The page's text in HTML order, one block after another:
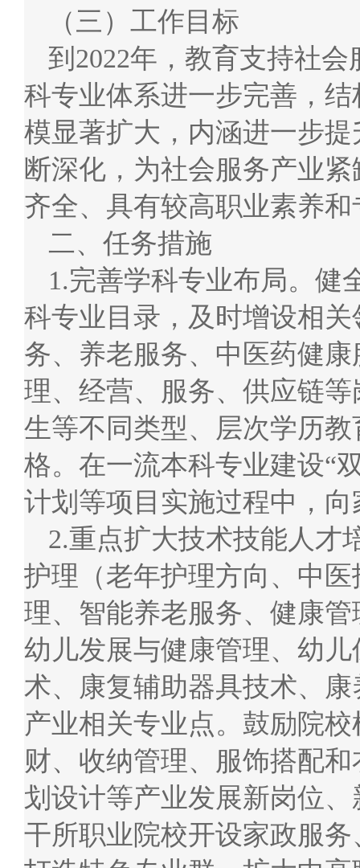
（三）工作目标
到2022年，教育支持社
科专业体系进一步完善，
模显著扩大，内涵进一步
断深化，为社会服务产业
齐全、具有较高职业素养
二、任务措施
1.完善学科专业布局。健
科专业目录，及时增设相
务、养老服务、中医药健
理、经营、服务、供应链
生等不同类型、层次学历
格。在一流本科专业建设“
计划等项目实施过程中，
2.重点扩大技术技能人才
护理（老年护理方向、中
理、智能养老服务、健康
幼儿发展与健康管理、幼
术、康复辅助器具技术、
产业相关专业点。鼓励院
财、收纳管理、服饰搭配
划设计等产业发展新岗位
干所职业院校开设家政服